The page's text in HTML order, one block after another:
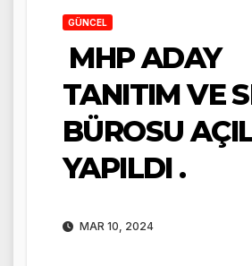
GÜNCEL
MHP ADAY
TANITIM VE
BÜROSU
YAPILDI .
MAR 10, 2024